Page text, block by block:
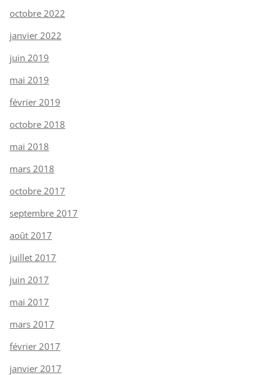
octobre 2022
janvier 2022
juin 2019
mai 2019
février 2019
octobre 2018
mai 2018
mars 2018
octobre 2017
septembre 2017
août 2017
juillet 2017
juin 2017
mai 2017
mars 2017
février 2017
janvier 2017